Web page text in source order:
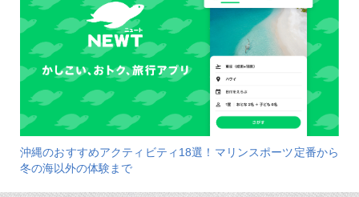
沖縄のおすすめアクティビティ18選！マリンスポーツ定番から
冬の海以外の体験まで